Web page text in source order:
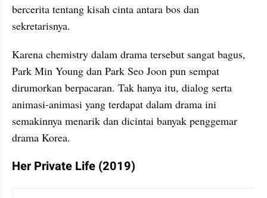
bercerita tentang kisah cinta antara bos dan
sekretarisnya.
Karena chemistry dalam drama tersebut sangat bagus,
Park Min Young dan Park Seo Joon pun sempat
dirumorkan berpacaran. Tak hanya itu, dialog serta
animasi-animasi yang terdapat dalam drama ini
semakinnya menarik dan dicintai banyak penggemar
drama Korea.
Her Private Life (2019)